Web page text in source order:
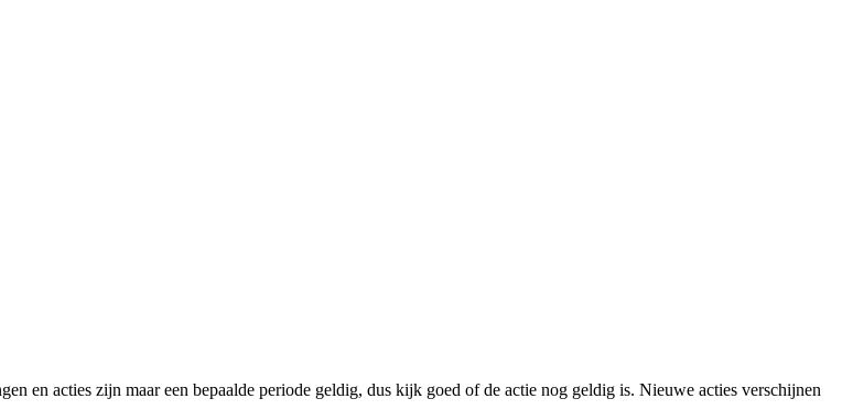
en acties zijn maar een bepaalde periode geldig, dus kijk goed of de actie nog geldig is. Nieuwe acties verschijnen